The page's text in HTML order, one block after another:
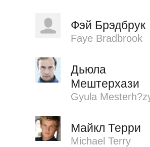
Фэй Брэдбрук
Faye Bradbrook
Дьюла
Мештерхази
Gyula
Майкл Терри
Michael Terry